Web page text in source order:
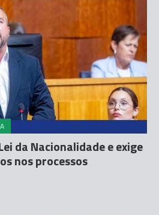
da Nacionalidade e exige
nos processos